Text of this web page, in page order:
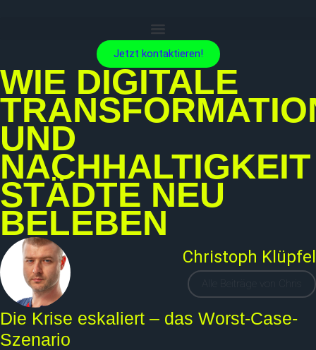
Jetzt kontaktieren!
WIE DIGITALE
UND
NACHHALTIGKEIT
STÄDTE NEU
BELEBEN
Christoph Klüpfel
Alle Beiträge von Chris
Die Krise eskaliert – das Worst-Case-
Szenario